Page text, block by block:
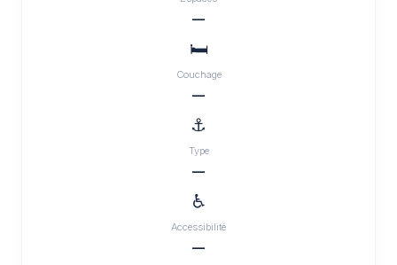
—
🛏️
Couchage
—
⚓
Type
—
♿
Accessibilité
—